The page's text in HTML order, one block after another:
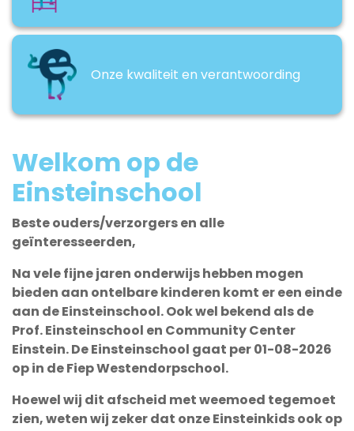
Onze kwaliteit en verantwoording
Welkom op de
Einsteinschool
Beste ouders/verzorgers en alle
geïnteresseerden,
Na vele fijne jaren onderwijs hebben mogen
bieden aan ontelbare kinderen komt er een einde
aan de Einsteinschool. Ook wel bekend als de
Prof. Einsteinschool en Community Center
Einstein.De Einsteinschool gaat per 01-08-2026
op in de Fiep Westendorpschool.
Hoewel wij dit afscheid met weemoed tegemoet
zien, weten wij zeker dat onze Einsteinkids ook op